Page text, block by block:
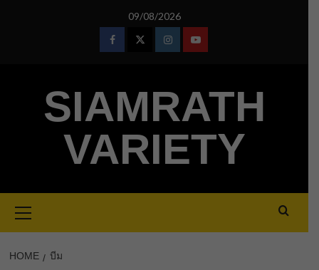
09/08/2026
FacebookTwitterInstagramYoutube
SIAMRATH
VARIETY
Menu
HOME บีม